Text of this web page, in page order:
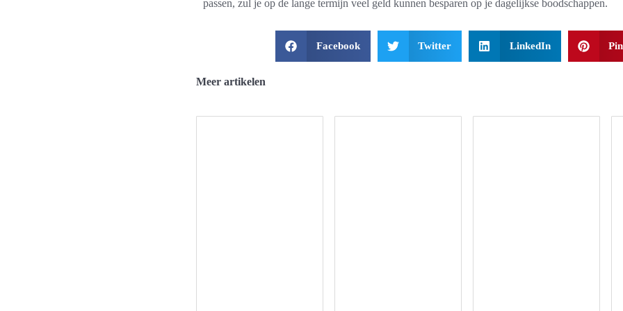
passen, zul je op de lange termijn veel geld kunnen besparen op je dagelijkse boodschappen.
Facebook Twitter LinkedIn
Meer artikelen